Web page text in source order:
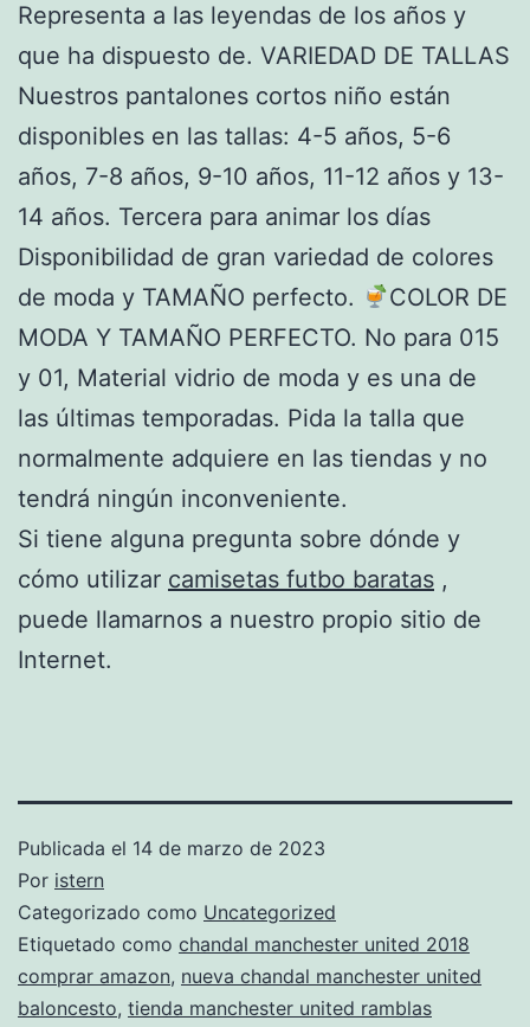
Representa a las leyendas de los años y
que ha dispuesto de. VARIEDAD DE TALLAS
Nuestros pantalones cortos niño están
disponibles en las tallas: 4-5 años, 5-6
años, 7-8 años, 9-10 años, 11-12 años y 13-
14 años. Tercera para animar los días
Disponibilidad de gran variedad de colores
de moda y TAMAÑO perfecto.
COLOR DE
MODA Y TAMAÑO PERFECTO. No para 015
y 01, Material vidrio de moda y es una de
las últimas temporadas. Pida la talla que
normalmente adquiere en las tiendas y no
tendrá ningún inconveniente.
Si tiene alguna pregunta sobre dónde y
cómo utilizar camisetas futbo baratas ,
puede llamarnos a nuestro propio sitio de
Internet.
Publicada el 14 de marzo de 2023
Por istern
Categorizado como Uncategorized
Etiquetado como chandal manchester united 2018
comprar amazon, nueva chandal manchester united
baloncesto, tienda manchester united ramblas